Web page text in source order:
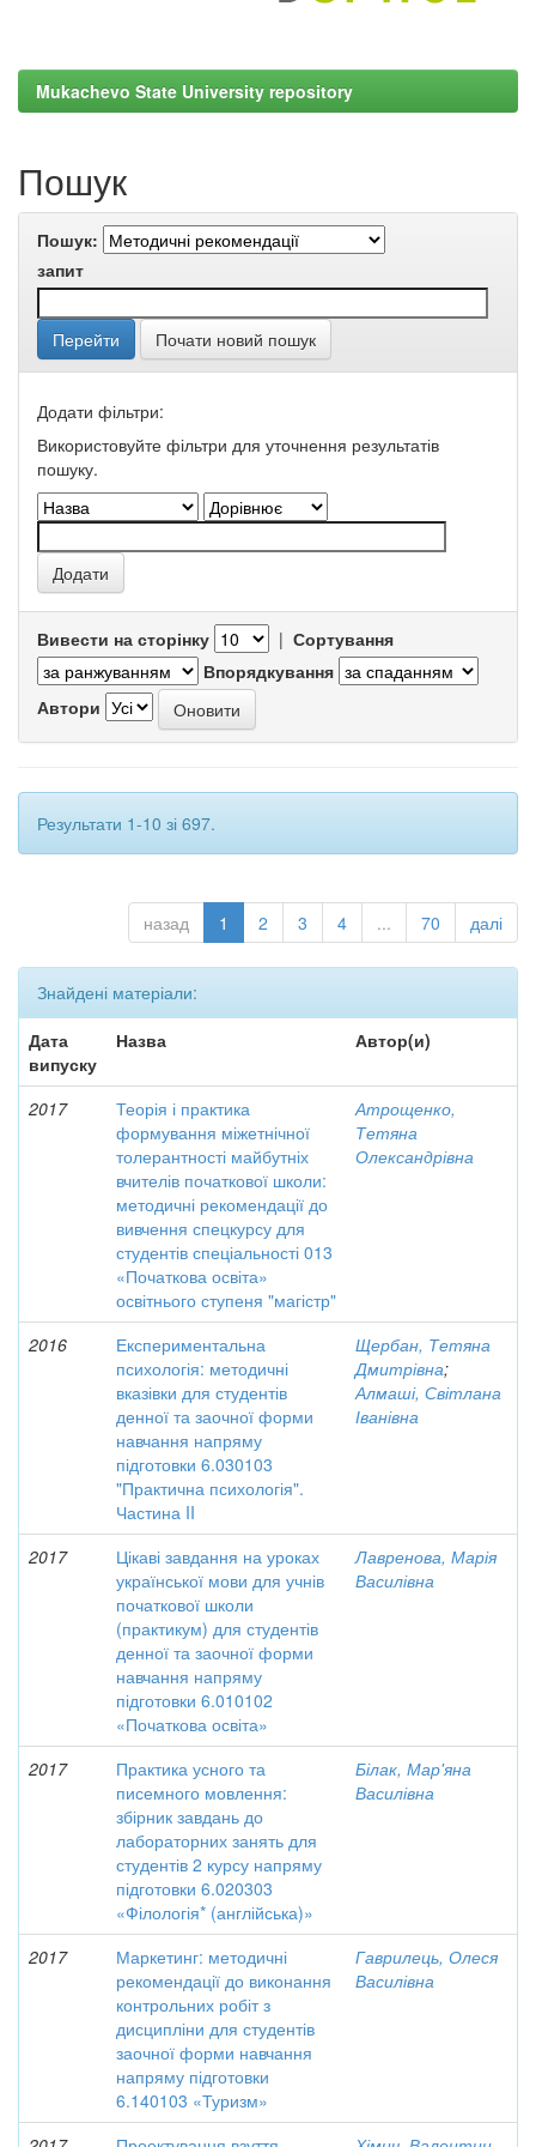
Mukachevo State University repository
Пошук
Пошук:
запит
Почати новий пошук
Додати фільтри:
Використовуйте фільтри для уточнення результатів
пошуку.
Вивести на сторінку | Сортування
Впорядкування
Автори
Результати 1-10 зі 697.
назад 1 2 3 4 ... 70 далі
Знайдені матеріали:
Дата
випуску
Назва Автор(и)
2017
Теорія і практика
формування міжетнічної
толерантності майбутніх
вчителів початкової школи:
методичні рекомендації до
вивчення спецкурсу для
студентів спеціальності 013
«Початкова освіта»
освітнього ступеня "магістр"
Атрощенко,
Тетяна
Олександрівна
2016
Експериментальна
психологія: методичні
вказівки для студентів
денної та заочної форми
навчання напряму
підготовки 6.030103
"Практична психологія".
Частина II
Щербан, Тетяна
Дмитрівна;
Алмаші, Світлана
Іванівна
2017
Цікаві завдання на уроках
української мови для учнів
початкової школи
(практикум) для студентів
денної та заочної форми
навчання напряму
підготовки 6.010102
«Початкова освіта»
Лавренова, Марія
Василівна
2017
Практика усного та
писемного мовлення:
збірник завдань до
лабораторних занять для
студентів 2 курсу напряму
підготовки 6.020303
«Філологія* (англійська)»
Білак, Мар'яна
Василівна
2017
Маркетинг: методичні
рекомендації до виконання
контрольних робіт з
дисципліни для студентів
заочної форми навчання
напряму підготовки
6.140103 «Туризм»
Гаврилець, Олеся
Василівна